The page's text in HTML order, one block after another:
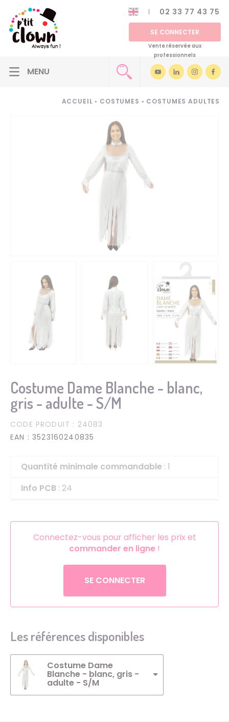
02 33 77 43 75
SE CONNECTER
Vente réservée aux
professionnels
ACCUEIL • COSTUMES • COSTUMES ADULTES
Costume Dame Blanche - blanc,
gris - adulte - S/M
CODE PRODUIT : 24083
EAN : 3523160240835
Quantité minimale commandable : 1
Info PCB : 24
Connectez-vous pour afficher les prix et
commander en ligne !
SE CONNECTER
Les références disponibles
Costume Dame
Blanche - blanc, gris -
adulte - S/M